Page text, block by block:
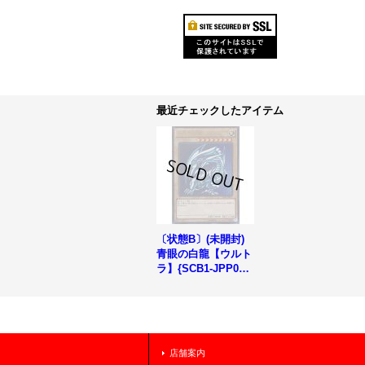
最近チェックしたアイテム
〔状態B〕(未開封)
青眼の白龍【ウルト
ラ】{SCB1-JPP01}
店舗案内